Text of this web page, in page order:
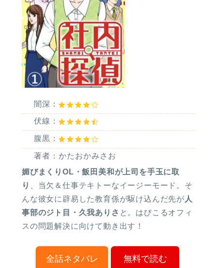
闇深：
伏線：
腹黒：
著者：かたおかみさお
媚びまくりOL・飯田美和が上司を手玉に取
り
、当欠＆仕事テキトーなイージーモード。そ
んな彼女に辟易した教育係が駆け込んだ先が 人
事部のジト目・久我ありさ と。はびこるオフィ
スの問題解決に向けて動き出す！
全話ネタバレ 無料で読む